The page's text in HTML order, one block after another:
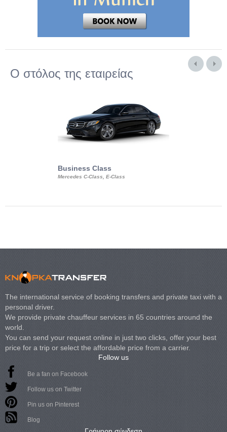
Ο στόλος της εταιρείας
Business Class
Mercedes C-Class, E-Class
The international service of booking transfers and private taxi with a
personal driver.
We provide private chauffeur services in 65 countries around the
world.
You can send your request online in just two clicks, offer your best
price for a trip or select the affordable price from a carrier.
Follow us
Be a fan on Facebook
Follow us on Twitter
Pin us on Pinterest
Blog